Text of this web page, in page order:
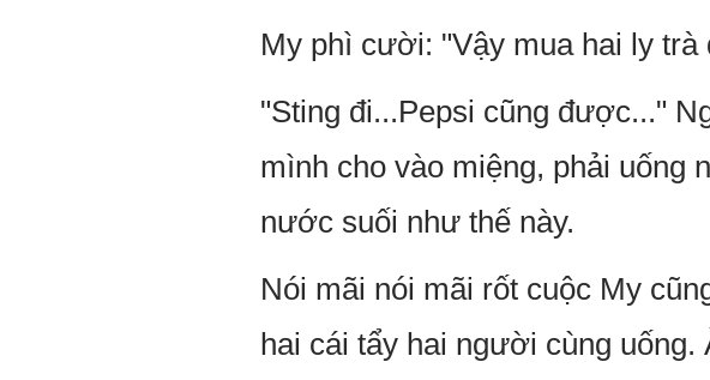
My phì cười: "Vậy mua hai ly trà
"Sting đi...Pepsi cũng được..."
mình cho vào miệng, phải uống
nước suối như thế này.
Nói mãi nói mãi rốt cuộc My
hai cái tẩy hai người cùng uống.